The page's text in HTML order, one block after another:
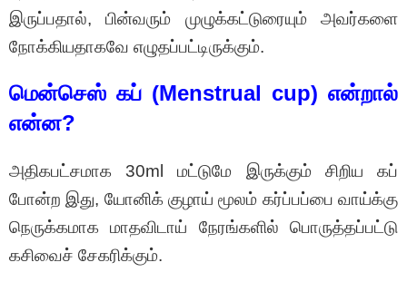
இருப்பதால், பின்வரும் முழுக்கட்டுரையும் அவர்களை
நோக்கியதாகவே எழுதப்பட்டிருக்கும்.
மென்செஸ் கப் (Menstrual cup) என்றால்
என்ன?
அதிகபட்சமாக 30ml மட்டுமே இருக்கும் சிறிய கப்
போன்ற இது, யோனிக் குழாய் மூலம் கர்ப்பப்பை வாய்க்கு
நெருக்கமாக மாதவிடாய் நேரங்களில் பொருத்தப்பட்டு
கசிவைச் சேகரிக்கும்.